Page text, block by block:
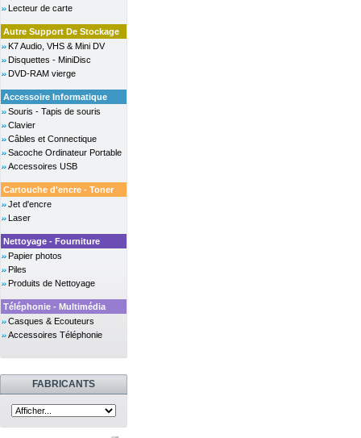
Lecteur de carte
Autre Support De Stockage
K7 Audio, VHS & Mini DV
Disquettes - MiniDisc
DVD-RAM vierge
Accessoire Informatique
Souris - Tapis de souris
Clavier
Câbles et Connectique
Sacoche Ordinateur Portable
Accessoires USB
Cartouche d'encre - Toner
Jet d'encre
Laser
Nettoyage - Fourniture
Papier photos
Piles
Produits de Nettoyage
Téléphonie - Multimédia
Casques & Ecouteurs
Accessoires Téléphonie
FABRICANTS